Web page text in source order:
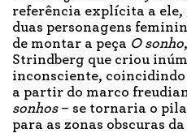
referência explícita a ele,
duas personagens
de montar a peça O sonho
Strindberg que criou
inconsciente, coincidindo
a partir do marco
sonhos – se tornaria o
para as zonas obscuras